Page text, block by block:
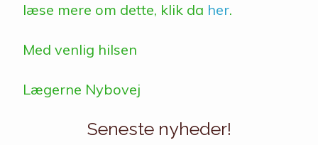
læse mere om dette, klik da her.
Med venlig hilsen
Lægerne Nybovej
Seneste nyheder!